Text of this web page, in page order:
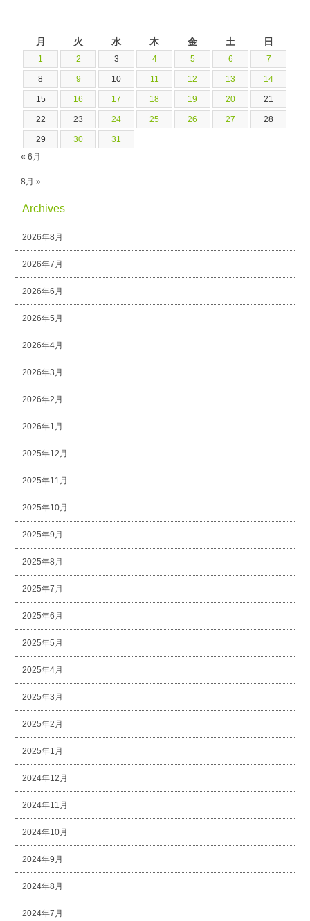
月 火 水 木 金 土 日
1 2 3 4 5 6 7
8 9 10 11 12 13 14
15 16 17 18 19 20 21
22 23 24 25 26 27 28
29 30
31
« 6月
8月 »
Archives
2026年8月
2026年7月
2026年6月
2026年5月
2026年4月
2026年3月
2026年2月
2026年1月
2025年12月
2025年11月
2025年10月
2025年9月
2025年8月
2025年7月
2025年6月
2025年5月
2025年4月
2025年3月
2025年2月
2025年1月
2024年12月
2024年11月
2024年10月
2024年9月
2024年8月
2024年7月